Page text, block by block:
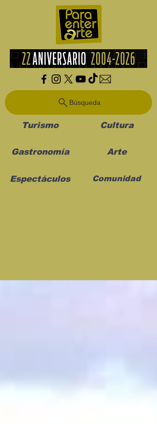
Búsqueda
Turismo Cultura
Gastronomía Arte
Espectáculos Comunidad